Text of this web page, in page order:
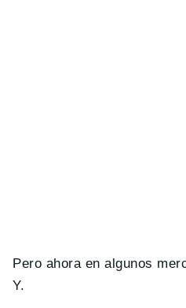
Pero ahora en algunos
Y.